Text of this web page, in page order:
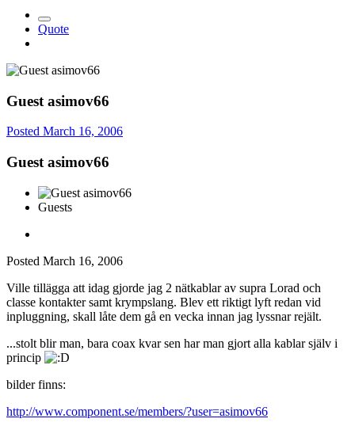
Quote
Guest asimov66
Posted March 16, 2006
Guest asimov66
Guests
Posted March 16, 2006
Ville tillägga att idag gjorde jag 2 nätkablar av supra Lorad och
classe kontakter samt krympslang. Blev ett riktigt lyft redan vid
inpluggning, skall låte dem gå en vecka innan jag lyssnar rejält.
...stolt blir man, bara coax kvar sen har man gjort alla kablar själv i
princip
bilder finns:
http://www.component.se/members/?user=asimov66